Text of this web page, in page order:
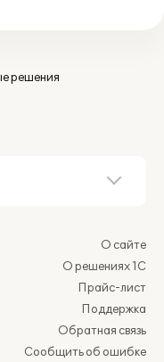
решения
О сайте
О решениях 1С
Прайс-лист
Поддержка
Обратная связь
Сообщить об ошибке